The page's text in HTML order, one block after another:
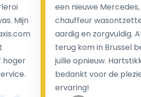
wachttijd als uw vlucht vertraging
Kijk op onze website voor meer
transferkosten. Ons
mogelijke extra's die u kunt kiezen
krijgt is transparant voor een
Mijn
hoger
een nieuwe
chauffeur
aardig en zorgvuldig.
terug kom in Brussel
jullie opnieuw.
bedankt voor de
ervaring!